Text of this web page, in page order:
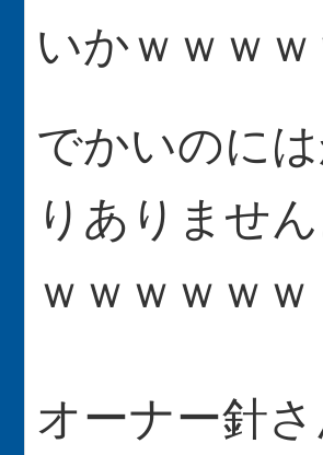
いかｗｗｗｗ
でかいのに
りありません
ｗｗｗｗｗｗ
オーナー針